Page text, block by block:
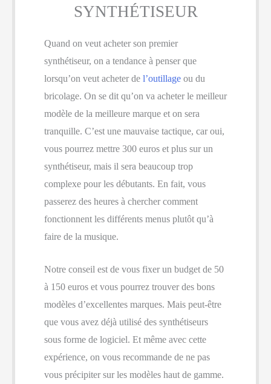
SYNTHÉTISEUR
Quand on veut acheter son premier
synthétiseur, on a tendance à penser que
lorsqu’on veut acheter de l’outillage ou du
bricolage. On se dit qu’on va acheter le meilleur
modèle de la meilleure marque et on sera
tranquille. C’est une mauvaise tactique, car oui,
vous pourrez mettre 300 euros et plus sur un
synthétiseur, mais il sera beaucoup trop
complexe pour les débutants. En fait, vous
passerez des heures à chercher comment
fonctionnent les différents menus plutôt qu’à
faire de la musique.
Notre conseil est de vous fixer un budget de 50
à 150 euros et vous pourrez trouver des bons
modèles d’excellentes marques. Mais peut-être
que vous avez déjà utilisé des synthétiseurs
sous forme de logiciel. Et même avec cette
expérience, on vous recommande de ne pas
vous précipiter sur les modèles haut de gamme.